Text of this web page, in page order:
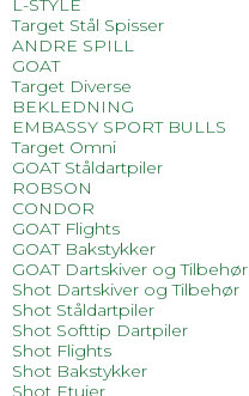
L-STYLE
Target Stål Spisser
ANDRE SPILL
GOAT
Target Diverse
BEKLEDNING
EMBASSY SPORT BULLS
Target Omni
GOAT Ståldartpiler
ROBSON
CONDOR
GOAT Flights
GOAT Bakstykker
GOAT Dartskiver og Tilbehør
Shot Dartskiver og Tilbehør
Shot Ståldartpiler
Shot Softtip Dartpiler
Shot Flights
Shot Bakstykker
Shot Etuier